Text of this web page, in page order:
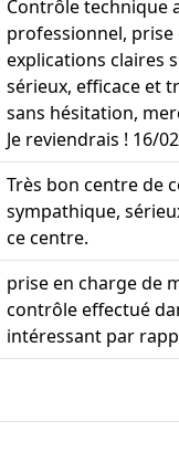
Contrôle technique
professionnel,
explications claires
sérieux, efficace et
sans hésitation,
Je reviendrais ! 16/
Très bon centre de
sympathique,
ce centre.
prise en charge de
contrôle effectué
intéressant par